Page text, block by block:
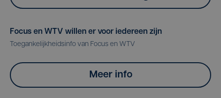
Focus en WTV willen er voor iedereen zijn
Toegankelijkheidsinfo van Focus en WTV
Meer info